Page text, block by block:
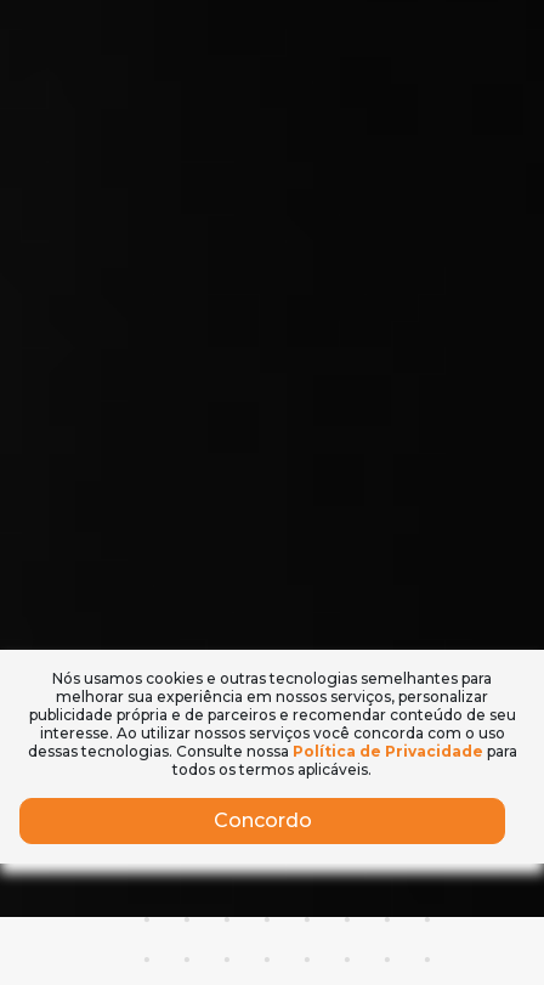
Nós usamos cookies e outras tecnologias semelhantes para
melhorar sua experiência em nossos serviços, personalizar
publicidade própria e de parceiros e recomendar conteúdo de seu
interesse. Ao utilizar nossos serviços você concorda com o uso
dessas tecnologias. Consulte nossa Política de Privacidade para
todos os termos aplicáveis.
Concordo